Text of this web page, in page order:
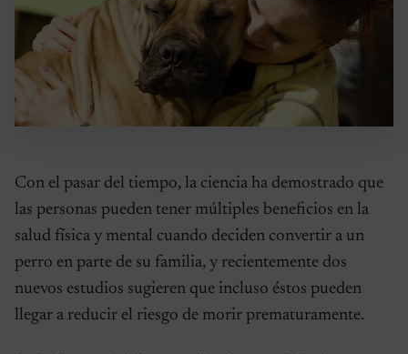
Con el pasar del tiempo, la ciencia ha demostrado que
las personas pueden tener múltiples beneficios en la
salud física y mental cuando deciden convertir a un
perro en parte de su familia, y recientemente dos
nuevos estudios sugieren que incluso éstos pueden
llegar a reducir el riesgo de morir prematuramente.